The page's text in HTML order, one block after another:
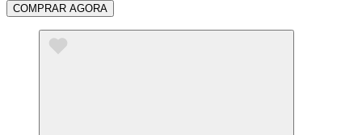
COMPRAR AGORA